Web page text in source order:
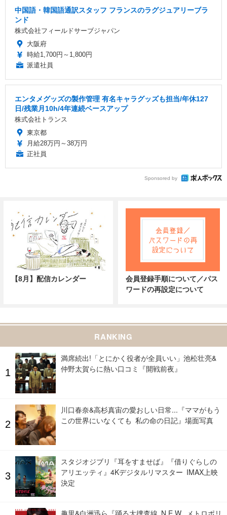
中国語・韓国語通訳スタッフ フランスのラグジュアリーブラ
ンド
株式会社フィールドサーブジャパン
大阪府
時給1,700円～1,800円
派遣社員
エンタメグッズの製作管理 有名キャラグッズも担当/年休127
日/残業月10h/4年連続ベースアップ
株式会社トランス
東京都
月給28万円～38万円
正社員
Sponsored by
【8月】配信カレンダー
会員登録手順について／パス
ワードの再設定について
RANKING
満席続出!「とにかく役者が全員いい」池松壮亮&
仲野太賀らに熱い口コミ『開戦前夜』
川口春奈&高杉真宙の愛おしい日常...『ママがもう
この世界にいなくても 私の命の日記』場面写真
スタジオジブリ『耳をすませば』『借りぐらしの
アリエッティ』4Kデジタルリマスター IMAX上映
決定
趣里&白洲迅ら『踊る大捜査線 N.E.W. メトロポリ